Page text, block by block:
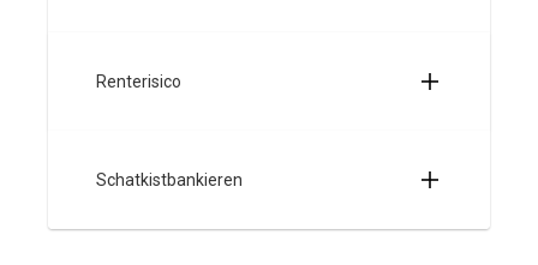
Renterisico
Schatkistbankieren